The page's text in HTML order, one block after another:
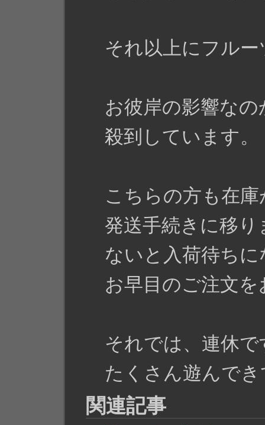
それ以上にフルー
お彼岸の影響なの
殺到しています。
こちらの方も在庫
発送手続きに移り
ないと入荷待ちに
お早目のご注文を
それでは、連休で
たくさん遊んでき
関連記事